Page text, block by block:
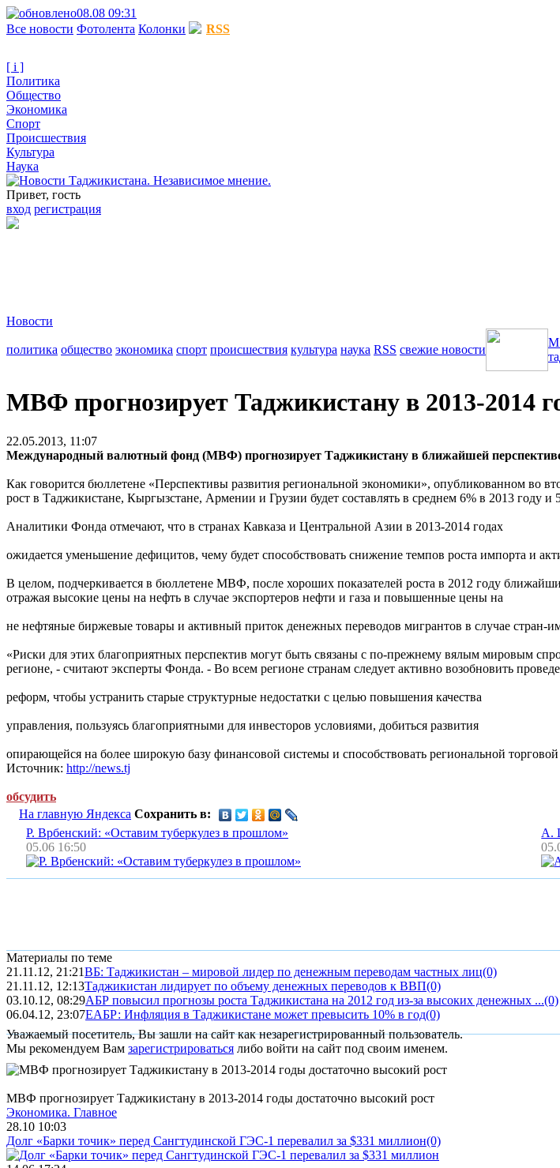
08.08 09:31
Все новости Фотолента Колонки RSS
[ i ]
Политика
Общество
Экономика
Спорт
Происшествия
Культура
Наука
Привет, гость
вход регистрация
Новости
политика общество экономика спорт происшествия культура наука RSS свежие новости
МВФ прогнозирует Таджикистану в 2013-2014
22.05.2013, 11:07
Международный валютный фонд (МВФ) прогнозирует Таджикистану в ближайшей перспективе
Как говорится бюллетене «Перспективы развития региональной экономики», опубликованном
рост в Таджикистане, Кыргызстане, Армении и Грузии будет составлять в среднем 6% в 2013 году и
Аналитики Фонда отмечают, что в странах Кавказа и Центральной Азии в 2013-2014 годах
ожидается уменьшение дефицитов, чему будет способствовать снижение темпов роста импорта и
В целом, подчеркивается в бюллетене МВФ, после хороших показателей роста в 2012 году
отражая высокие цены на нефть в случае экспортеров нефти и газа и повышенные цены на
не нефтяные биржевые товары и активный приток денежных переводов мигрантов в случае стран-
«Риски для этих благоприятных перспектив могут быть связаны с по-прежнему вялым мировым
регионе, - считают эксперты Фонда. - Во всем регионе странам следует активно возобновить
реформ, чтобы устранить старые структурные недостатки с целью повышения качества
управления, пользуясь благоприятными для инвесторов условиями, добиться развития
опирающейся на более широкую базу финансовой системы и способствовать региональной
Источник: http://news.tj
обсудить
На главную Яндекса Сохранить в:
Р. Врбенский: «Оставим туберкулез в прошлом»
05.06 16:50
А.
Материалы по теме
21.11.12, 21:21ВБ: Таджикистан – мировой лидер по денежным переводам частных лиц(0)
21.11.12, 12:13Таджикистан лидирует по объему денежных переводов к ВВП(0)
03.10.12, 08:29АБР повысил прогнозы роста Таджикистана на 2012 год из-за высоких денежных ...(0)
06.04.12, 23:07ЕАБР: Инфляция в Таджикистане может превысить 10% в год(0)
Уважаемый посетитель, Вы зашли на сайт как незарегистрированный пользователь.
Мы рекомендуем Вам зарегистрироваться либо войти на сайт под своим именем.
МВФ прогнозирует Таджикистану в 2013-2014 годы достаточно высокий рост
Экономика. Главное
28.10 10:03
Долг «Барки точик» перед Сангтудинской ГЭС-1 перевалил за $331 миллион(0)